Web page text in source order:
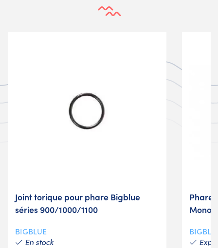
Joint torique pour phare Bigblue
séries 900/1000/1100
BIGBLUE
En stock
Phare